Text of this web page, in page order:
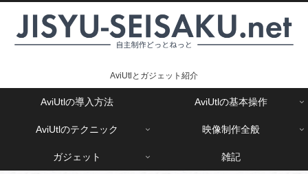
AviUtlとガジェット紹介
AviUtlの導入方法 AviUtlの基本操作
AviUtlのテクニック 映像制作全般
ガジェット 雑記